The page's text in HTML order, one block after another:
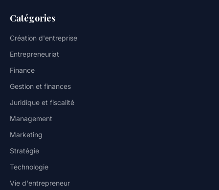
Catégories
Création d'entreprise
Entrepreneuriat
Finance
Gestion et finances
Juridique et fiscalité
Management
Marketing
Stratégie
Technologie
Vie d'entrepreneur